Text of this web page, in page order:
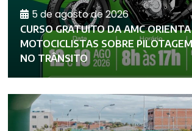
5 de agosto de 2026
CURSO GRATUITO DA AMC ORIENTA
MOTOCICLISTAS SOBRE
NO TRÂNSITO